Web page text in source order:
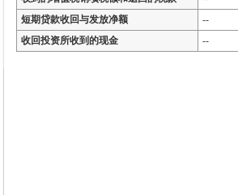
短期贷款收回与发放净额
--
收回投资所收到的现金
--